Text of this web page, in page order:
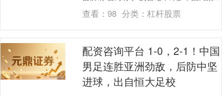
为，在台湾问题上日本负有历史罪责，是
最没资....
查看：98 分类： 杠杆股票
配资咨询平台 1-0，2-1！中国
男足连胜亚洲劲敌，后防中坚
进球，出自恒大足校